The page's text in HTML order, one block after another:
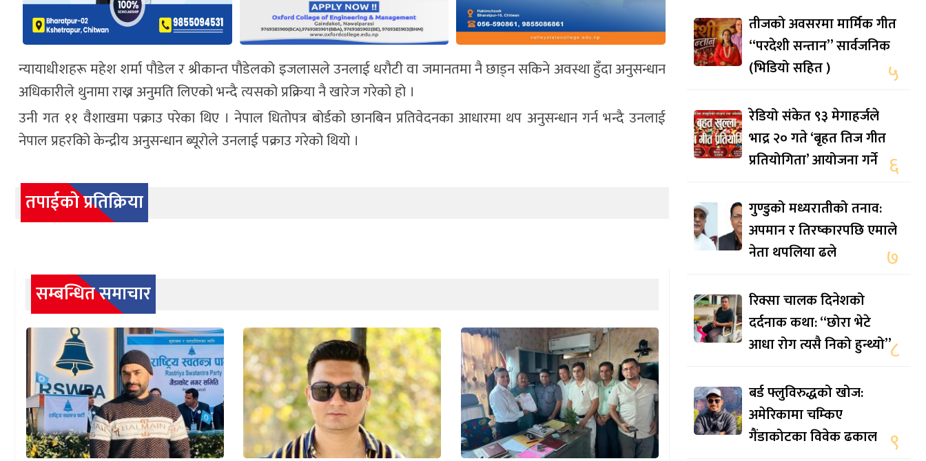
न्यायाधीशहरू महेश शर्मा पौडेल र श्रीकान्त पौडेलको इजलासले उनलाई धरौटी वा जमानतमा नै छाड्न सकिने अवस्था हुँदा अनुसन्धान
अधिकारीले थुनामा राख्न अनुमति लिएको भन्दै त्यसको प्रक्रिया नै खारेज गरेको हो ।
उनी गत ११ वैशाखमा पक्राउ परेका थिए । नेपाल धितोपत्र बोर्डको छानबिन प्रतिवेदनका आधारमा थप अनुसन्धान गर्न भन्दै उनलाई
नेपाल प्रहरकिो केन्द्रीय अनुसन्धान ब्यूरोले उनलाई पक्राउ गरेको थियो ।
तपाईको प्रतिक्रिया
सम्बन्धित समाचार
तीजको अवसरमा मार्मिक गीत
“परदेशी सन्तान” सार्वजनिक
(भिडियो सहित )
५
रेडियो संकेत ९३ मेगाहर्जले
भाद्र २० गते ‘बृहत तिज गीत
प्रतियोगिता’ आयोजना गर्ने ६
गुण्डुको मध्यरातीको तनाव:
अपमान र तिरष्कारपछि एमाले
नेता थपलिया ढले
७
रिक्सा चालक दिनेशको
दर्दनाक कथा: “छोरा भेटे
आधा रोग त्यसै निको हुन्थ्यो”८
बर्ड फ्लुविरुद्धको खोज:
अमेरिकामा चम्किए
गैंडाकोटका विवेक ढकाल ९